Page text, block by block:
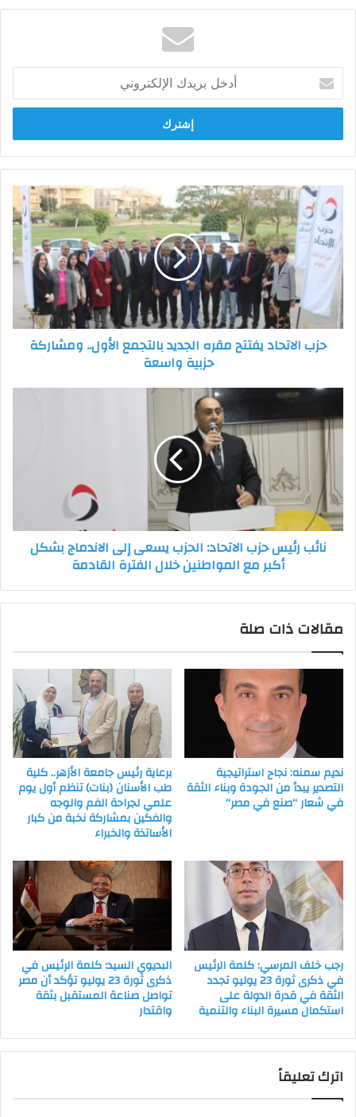
بريدك
الإلكتروني
الاتحاد
يفتتح
مقره
الجديد
بالتجمع
الأول..
ومشاركة
حزبية
واسعةحزب الاتحاد يفتتح مقره الجديد بالتجمع الأول.. ومشاركة
حزبية واسعة
نائب
حزب
الحزب
إلى
الاندماج
بشكل
القادمة
نائب رئيس حزب الاتحاد: الحزب يسعى إلى الاندماج بشكل
أكبر مع المواطنين خلال الفترة القادمة
مقالات ذات صلة
نديم سمنه: نجاح استراتيجية
التصدير يبدأ من الجودة وبناء الثقة
في شعار “صنع في مصر”
برعاية رئيس جامعة الأزهر.. كلية
طب الأسنان (بنات) تنظم أول يوم
علمي لجراحة الفم والوجه
والفكين بمشاركة نخبة من كبار
الأساتذة والخبراء
رجب خلف المرسي: كلمة الرئيس
في ذكرى ثورة 23 يوليو تجدد
الثقة في قدرة الدولة على
استكمال مسيرة البناء والتنمية
البديوي السيد: كلمة الرئيس في
ذكرى ثورة 23 يوليو تؤكد أن مصر
تواصل صناعة المستقبل بثقة
واقتدار
اترك تعليقاً